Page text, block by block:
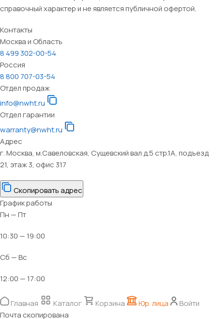
справочный характер и не является публичной офертой.
Контакты
Москва и Область
8 499 302-00-54
Россия
8 800 707-03-54
Отдел продаж
info@nwht.ru
Отдел гарантии
warranty@nwht.ru
Адрес
г. Москва, м.Савеловская, Сущевский вал д.5 стр.1А, подъезд
21, этаж 3, офис 317
Скопировать адрес
График работы
Пн — Пт
10:30 — 19:00
Сб — Вс
12:00 — 17:00
Главная Каталог Корзина Юр. лица
Войти
Почта скопирована